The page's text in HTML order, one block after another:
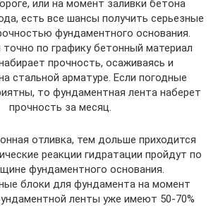
или на момент заливки бетона
есть все шансы получить серьезные
фундаментного основания.
по графику бетонный материал
прочность, осаживаясь и
стальной арматуре. Если погодные
то фундаментная лента наберет
прочность за месяц.
отливка, тем дольше приходится
реакции гидратации пройдут по
фундаментного основания.
блоки для фундамента на момент
ленты уже имеют 50-70%